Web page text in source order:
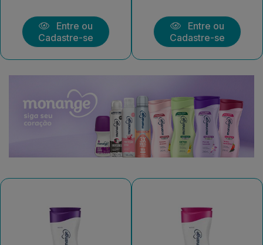
Entre ou
Cadastre-se
Entre ou
Cadastre-se